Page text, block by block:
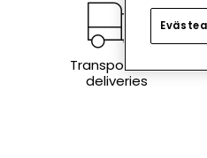
Transport and
deliveries